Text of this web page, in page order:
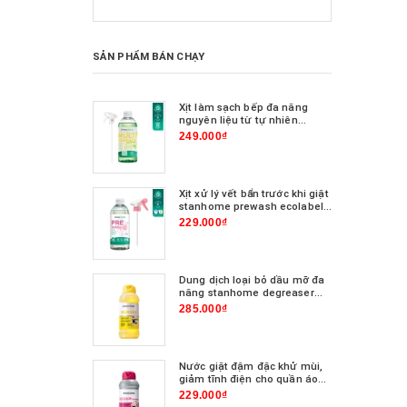
SẢN PHẨM BÁN CHẠY
Xịt làm sạch bếp đa năng
nguyên liệu từ tự nhiên
hương chanh cỏ stanhome
249.000₫
Xịt xử lý vết bẩn trước khi giặt
stanhome prewash ecolabel
500ml
229.000₫
Dung dịch loại bỏ dầu mỡ đa
năng stanhome degreaser
750ml
285.000₫
Nước giặt đậm đặc khử mùi,
giảm tĩnh điện cho quần áo
stanhome aquilaun
229.000₫